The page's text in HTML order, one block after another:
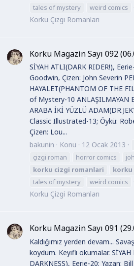
tales of mystery
weird comics
Korku Çizgi Romanları
Korku Magazin Sayı 092
SİYAH ATLI(DARK RIDER!),
Goodwin, Çizen: John Severin
HAYALET(PHANTOM OF THE
of Mystery-10 ANLAŞILMAYAN
ARABA İKİ YÜZLÜ
Classic Illustrated-13; Öykü:
Çizen: Lou...
bakunin
Konu 12 Ocak 2013
çizgi roman
horror comics
korku cizgi romanlari korku
tales of mystery
weird comics
Korku Çizgi Romanları
Korku Magazin Sayı 091
Kaldığımız yerden devam...
koydum. Keyifli okumalar. SİYAH
DARKNESS), Eerie-20; Yazan: